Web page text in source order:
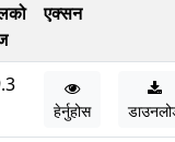
एक्सन
हेर्नुहोस